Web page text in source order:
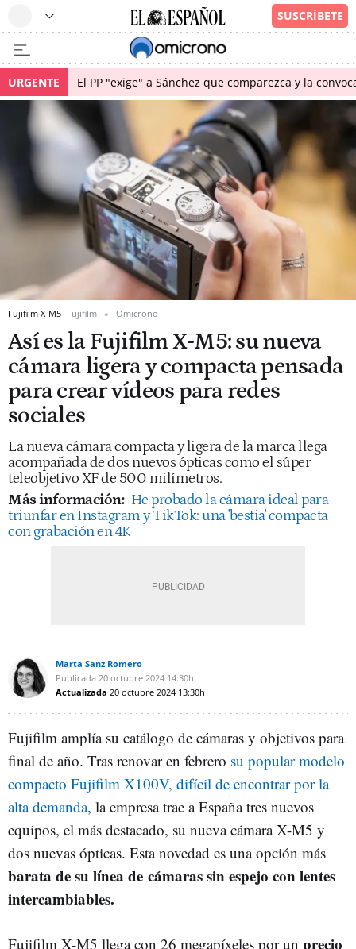
URGENTE El PP "exige" a Sánchez que comparezca y la
Fujifilm X-M5 Fujifilm Omicrono
Así es la Fujifilm X-M5: su nueva
cámara ligera y compacta pensada
para crear vídeos para redes
sociales
La nueva cámara compacta y ligera de la marca llega
acompañada de dos nuevos ópticas como el súper
teleobjetivo XF de 500 milímetros.
Más información: He probado la cámara ideal para
triunfar en Instagram y TikTok: una 'bestia' compacta
con grabación en 4K
Marta Sanz Romero
Publicada 20 octubre 2024 14:30h
Actualizada 20 octubre 2024 13:30h
Fujifilm amplía su catálogo de cámaras y objetivos para
final de año. Tras renovar en febrero su popular modelo
compacto Fujifilm X100V, difícil de encontrar por la
alta demanda, la empresa trae a España tres nuevos
equipos, el más destacado, su nueva cámara X-M5 y
dos nuevas ópticas. Esta novedad es una opción más
barata de su línea de cámaras sin espejo con lentes
intercambiables.
Fujifilm X-M5 llega con 26 megapíxeles por un precio